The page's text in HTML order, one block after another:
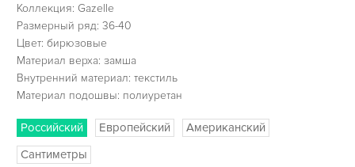
Коллекция: Gazelle
Размерный ряд: 36-40
Цвет: бирюзовые
Материал верха: замша
Внутренний материал: текстиль
Материал подошвы: полиуретан
Российский Европейский
Американский
Сантиметры